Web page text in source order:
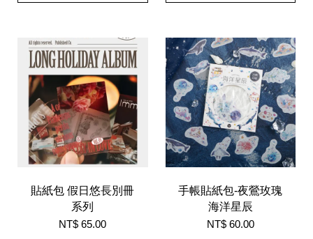
貼紙包 假日悠長別冊
系列
NT$ 65.00
手帳貼紙包-夜鶯玫瑰
海洋星辰
NT$ 60.00